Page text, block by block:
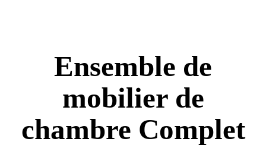
Ensemble de
mobilier de
chambre Complet